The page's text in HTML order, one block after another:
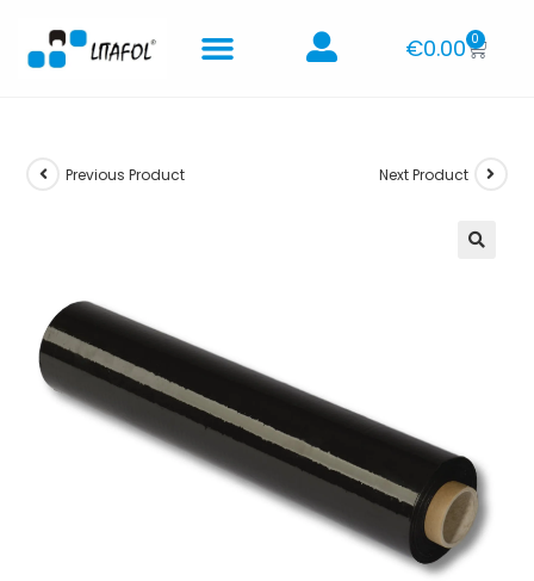
€0.00 0
Previous Product Next Product